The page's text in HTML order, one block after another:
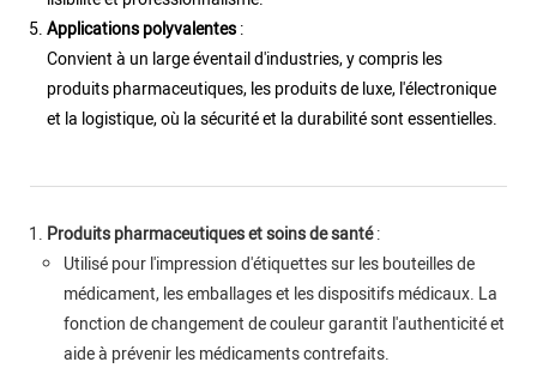
Applications polyvalentes:
Convient à un large éventail d'industries, y compris les
produits pharmaceutiques, les produits de luxe, l'électronique
et la logistique, où la sécurité et la durabilité sont essentielles.
Produits pharmaceutiques et soins de santé:
Utilisé pour l'impression d'étiquettes sur les bouteilles de
médicament, les emballages et les dispositifs médicaux. La
fonction de changement de couleur garantit l'authenticité et
aide à prévenir les médicaments contrefaits.